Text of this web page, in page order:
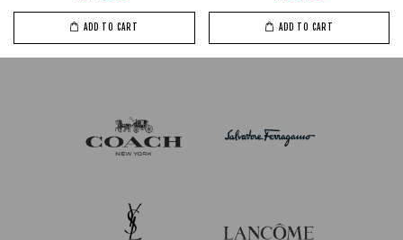
ADD TO CART ADD TO CART